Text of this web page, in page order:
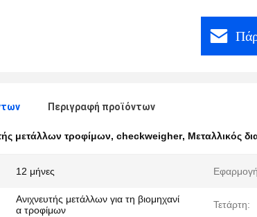
Περιγραφή προϊόντων
μετάλλων τροφίμων, checkweigher, Μεταλλικός
12 μήνες
Ανιχνευτής μετάλλων για τη βιομηχανί
α τροφίμων
Τετάρτη: